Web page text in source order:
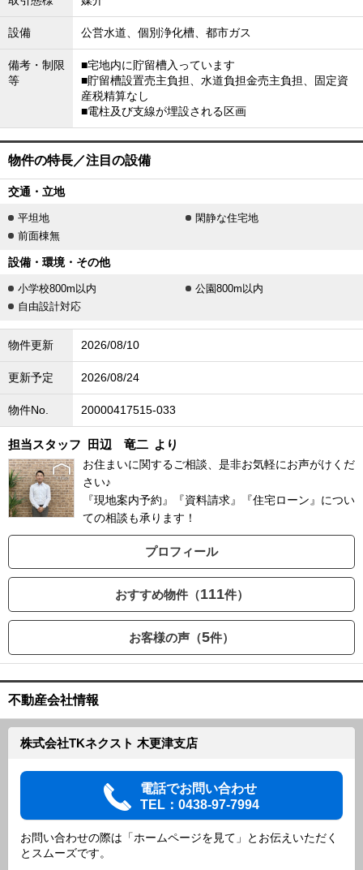
設備 公営水道、個別浄化槽、都市ガス
備考・制限
等
■宅地内に貯留槽入っています
■貯留槽設置売主負担、水道負担金売主負担、固定資
産税精算なし
■電柱及び支線が埋設される区画
物件の特長／注目の設備
交通・立地
平坦地
閑静な住宅地
前面棟無
設備・環境・その他
小学校800m以内
公園800m以内
自由設計対応
物件更新 2026/08/10
更新予定 2026/08/24
物件No. 20000417515-033
担当スタッフ 田辺 竜二 より
お住まいに関するご相談、是非お気軽にお声がけくだ
さい♪
『現地案内予約』『資料請求』『住宅ローン』につい
ての相談も承ります！
プロフィール
おすすめ物件（111件）
お客様の声（5件）
不動産会社情報
株式会社TKネクスト 木更津支店
電話でお問い合わせ
TEL：0438-97-7994
お問い合わせの際は「ホームページを見て」とお伝えいただく
とスムーズです。